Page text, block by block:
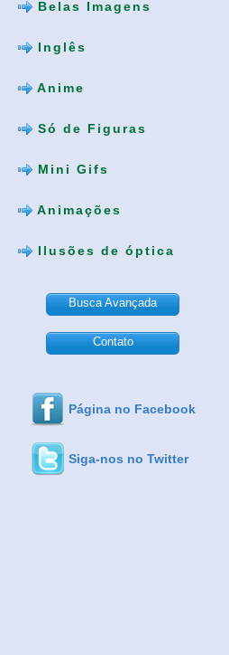
Belas Imagens
Inglês
Anime
Só de Figuras
Mini Gifs
Animações
Ilusões de óptica
Busca Avançada
Contato
Página no Facebook
Siga-nos no Twitter